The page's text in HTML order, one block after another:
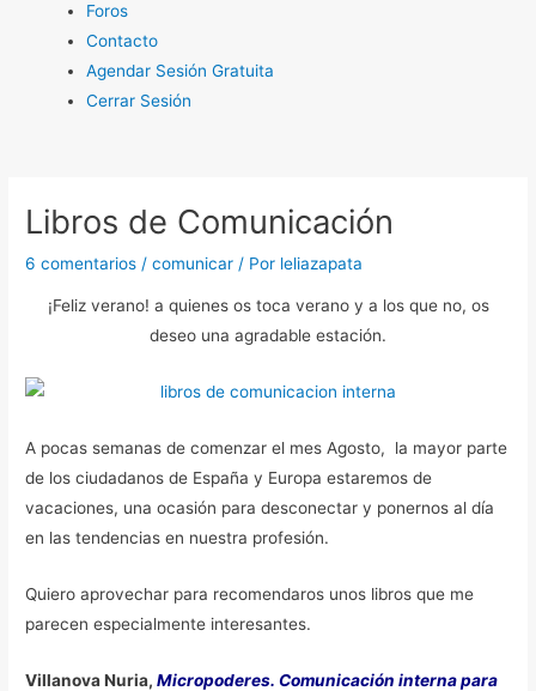
Foros
Contacto
Agendar Sesión Gratuita
Cerrar Sesión
Libros de Comunicación
6 comentarios /comunicar / Por leliazapata
¡Feliz verano! a quienes os toca verano y a los que no, os
deseo una agradable estación.
A pocas semanas de comenzar el mes Agosto, la mayor parte
de los ciudadanos de España y Europa estaremos de
vacaciones, una ocasión para desconectar y ponernos al día
en las tendencias en nuestra profesión.
Quiero aprovechar para recomendaros unos libros que me
parecen especialmente interesantes.
Villanova Nuria,Micropoderes. Comunicación interna para
entradas